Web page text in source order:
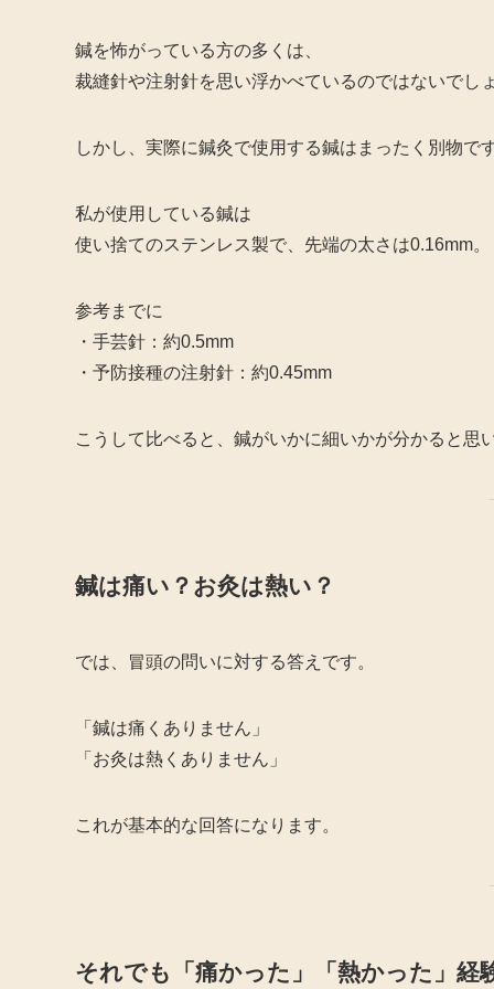
鍼を怖がっている方の多くは、
裁縫針や注射針を思い浮かべているのではないでし
しかし、実際に鍼灸で使用する鍼はまったく別物です
私が使用している鍼は
使い捨てのステンレス製で、先端の太さは0.16mm。
参考までに
・手芸針：約0.5mm
・予防接種の注射針：約0.45mm
こうして比べると、鍼がいかに細いかが分かると思
鍼は痛い？お灸は熱い？
では、冒頭の問いに対する答えです。
「鍼は痛くありません」
「お灸は熱くありません」
これが基本的な回答になります。
それでも「痛かった」「熱かった」経